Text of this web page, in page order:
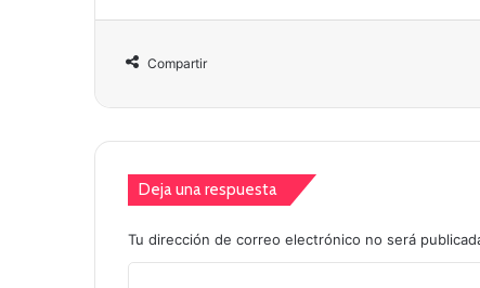
Compartir
Deja una respuesta
Tu dirección de correo electrónico no será